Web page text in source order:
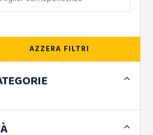
AZZERA FILTRI